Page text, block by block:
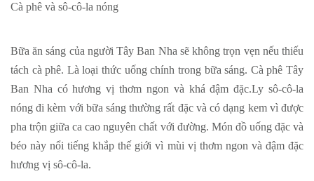
Cà phê và sô-cô-la nóng
Bữa ăn sáng của người Tây Ban Nha sẽ không trọn vẹn nếu thiếu
tách cà phê. Là loại thức uống chính trong bữa sáng. Cà phê Tây
Ban Nha có hương vị thơm ngon và khá đậm đặc.Ly sô-cô-la
nóng đi kèm với bữa sáng thường rất đặc và có dạng kem vì được
pha trộn giữa ca cao nguyên chất với đường. Món đồ uống đặc và
béo này nổi tiếng khắp thế giới vì mùi vị thơm ngon và đậm đặc
hương vị sô-cô-la.